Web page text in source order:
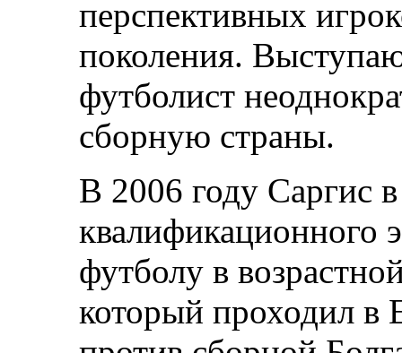
перспективных
поколения.
футболист
сборную страны.
В 2006 году Саргис
квалификационного
футболу в
который проходил в